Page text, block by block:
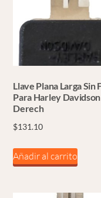
Llave Plana Larga Sin
Para Harley
Derech
$131.10
Añadir al carrito